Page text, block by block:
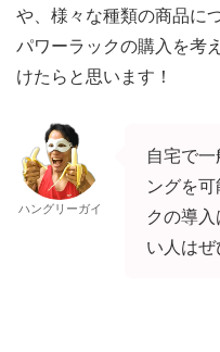
や、様々な種類の商品に
パワーラックの購入を考
けたらと思います！
ハングリーガイ
自宅で
ングを
クの導
い人はぜ